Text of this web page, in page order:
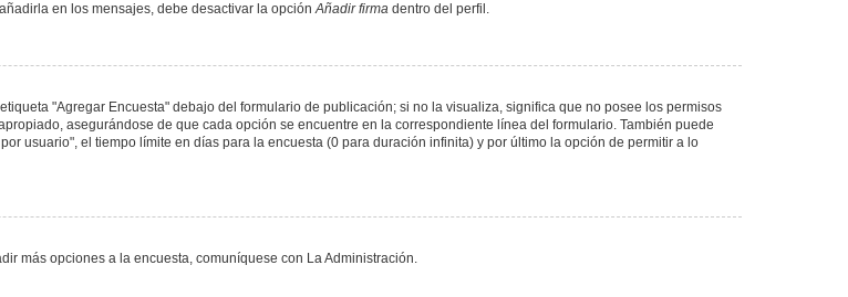
en los mensajes, debe desactivar la opciónAñadir firma dentro del perfil.
"Agregar Encuesta" debajo del formulario de publicación; si no la visualiza, significa que no posee los permisos
asegurándose de que cada opción se encuentre en la correspondiente línea del formulario. También puede
usuario", el tiempo límite en días para la encuesta (0 para duración infinita) y por último la opción de permitir a lo
más opciones a la encuesta, comuníquese con La Administración.